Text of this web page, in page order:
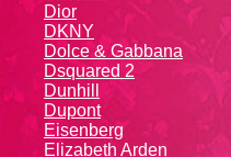
Dior
DKNY
Dolce & Gabbana
Dsquared 2
Dunhill
Dupont
Eisenberg
Elizabeth Arden